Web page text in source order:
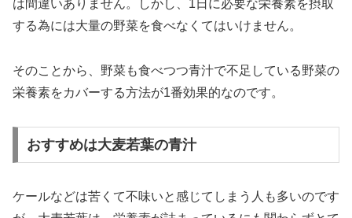
は間違いありません。しかし、1日に必要な栄養素を摂取
する為には大量の野菜を食べなくてはいけません。
そのことから、野菜も食べつつ青汁で不足している野菜の
栄養素をカバーする方法が1番効果的なのです。
おすすめは大麦若葉の青汁
ケールなどは苦くて不味いと感じてしまう人も多いのです